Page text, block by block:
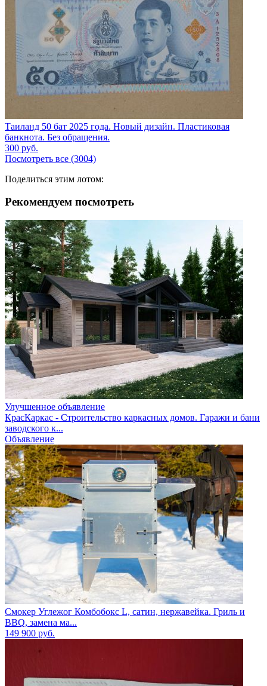
Таиланд 50 бат 2025 года. Новый дизайн. Пластиковая
банкнота. Без обращения.
300 руб.
Посмотреть все (3004)
Поделиться этим лотом:
Рекомендуем посмотреть
Улучшенное объявление
КрасКаркас - Строительство каркасных домов. Гаражи и бани
заводского к...
Объявление
Смокер Углежог Комбобокс L, сатин, нержавейка. Гриль и
BBQ, замена ма...
149 900 руб.